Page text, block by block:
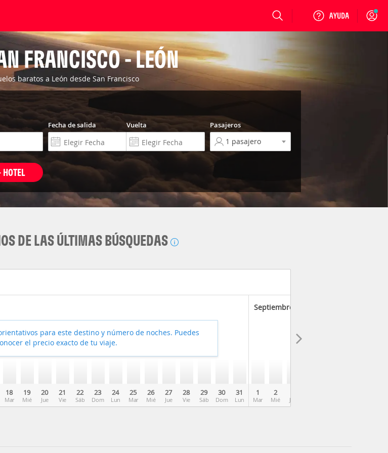
Login
FRANCISCO - LEÓN
baratos a León desde San Francisco
Fecha de salida Vuelta Pasajeros
DE LAS ÚLTIMAS BÚSQUEDAS
18
Mar
19
Mié
20
Jue
21
Vie
22
Sáb
23
Dom
24
Lun
25
Mar
26
Mié
27
Jue
28
Vie
29
Sáb
30
Dom
31
Lun
Septiembre 2026
1
Mar
2
Mié Jue
para este destino y número de noches. Puedes
el precio exacto de tu viaje.